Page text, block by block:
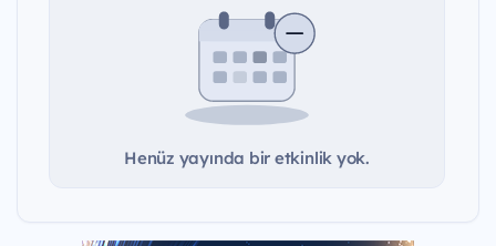
Henüz yayında bir etkinlik yok.